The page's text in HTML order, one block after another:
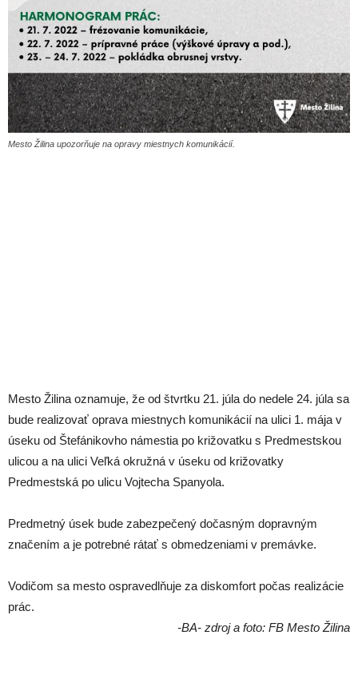
Mesto Žilina upozorňuje na opravy miestnych komunikácií.
Mesto Žilina oznamuje, že od štvrtku 21. júla do nedele 24. júla sa
bude realizovať oprava miestnych komunikácií na ulici 1. mája v
úseku od Štefánikovho námestia po križovatku s Predmestskou
ulicou a na ulici Veľká okružná v úseku od križovatky
Predmestská po ulicu Vojtecha Spanyola.
Predmetný úsek bude zabezpečený dočasným dopravným
značením a je potrebné rátať s obmedzeniami v premávke.
Vodičom sa mesto ospravedlňuje za diskomfort počas realizácie
prác.
-BA- zdroj a foto: FB Mesto Žilina